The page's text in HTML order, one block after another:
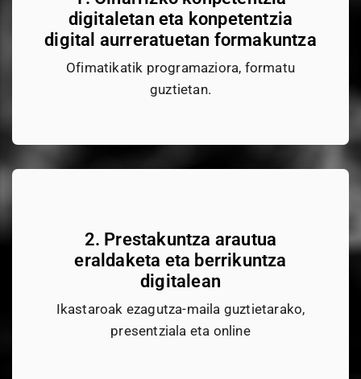
digitaletan eta konpetentzia
digital aurreratuetan formakuntza
Ofimatikatik programaziora, formatu
guztietan.
2. Prestakuntza arautua
eraldaketa eta berrikuntza
digitalean
Ikastaroak ezagutza-maila guztietarako,
presentziala eta online